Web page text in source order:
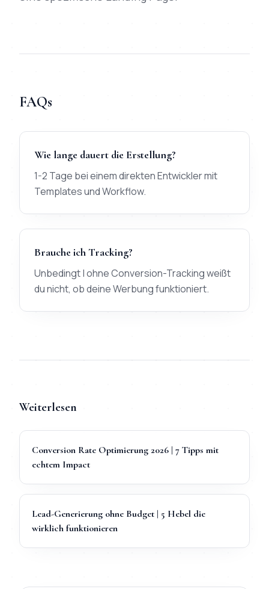
FAQs
Wie lange dauert die Erstellung?
1-2 Tage bei einem direkten Entwickler mit
Templates und Workflow.
Brauche ich Tracking?
Unbedingt | ohne Conversion-Tracking weißt
du nicht, ob deine Werbung funktioniert.
Weiterlesen
Conversion Rate Optimierung 2026 | 7 Tipps mit
echtem Impact
Lead-Generierung ohne Budget | 5 Hebel die
wirklich funktionieren